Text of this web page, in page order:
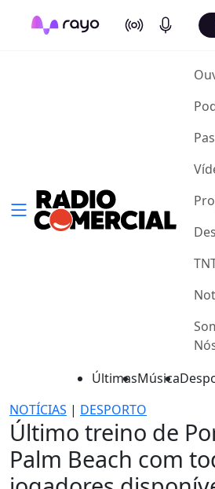
On Air Podcasts
ÚltimasMúsica
NOTÍCIAS | DESPORTO
Último treino de
Palm Beach com